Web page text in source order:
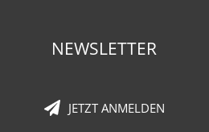
NEWSLETTER
JETZT ANMELDEN